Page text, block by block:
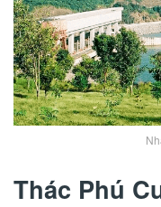
Thác Phú